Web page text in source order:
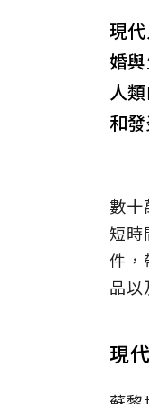
現
婚
人
和
數十
短時
件，
品以
現